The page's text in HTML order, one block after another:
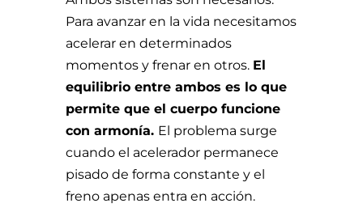
Para avanzar en la vida necesitamos
acelerar en determinados
momentos y frenar en otros. El
equilibrio entre ambos es lo que
permite que el cuerpo funcione
con armonía. El problema surge
cuando el acelerador permanece
pisado de forma constante y el
freno apenas entra en acción.